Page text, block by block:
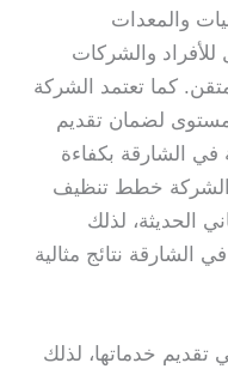
والمعدات
للأفراد والشركات
كما تعتمد الشركة
لضمان تقديم
الشارقة بكفاءة
الشركة خطط تنظيف
الحديثة، لذلك
نتائج مثالية
تقديم خدماتها، لذلك